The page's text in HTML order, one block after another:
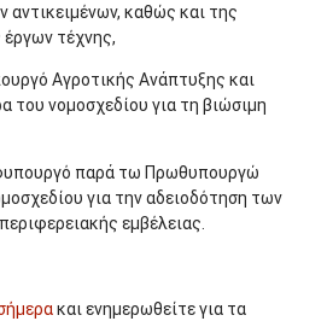
αντικειμένων, καθώς και της
τέχνης,
Αγροτικής Ανάπτυξης και
νομοσχεδίου για τη βιώσιμη
παρά τω Πρωθυπουργώ
για την αδειοδότηση των
εμβέλειας.
και ενημερωθείτε για τα